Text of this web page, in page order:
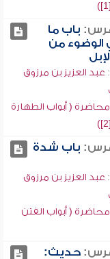
باب ما
الوضوء من
عبد العزيز بن مرزوق
( أبواب الطهارة
باب شدة
عبد العزيز بن مرزوق
( أبواب الفتن
حديث: